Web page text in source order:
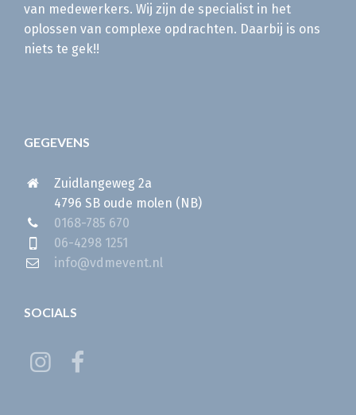
van medewerkers. Wij zijn de specialist in het
oplossen van complexe opdrachten. Daarbij is ons
niets te gek!!
GEGEVENS
Zuidlangeweg 2a
4796 SB oude molen (NB)
0168-785 670
06-4298 1251
info@vdmevent.nl
SOCIALS